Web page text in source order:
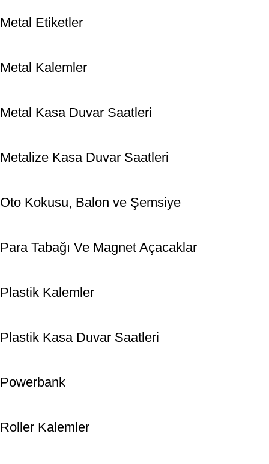
Metal Etiketler
Metal Kalemler
Metal Kasa Duvar Saatleri
Metalize Kasa Duvar Saatleri
Oto Kokusu, Balon ve Şemsiye
Para Tabağı Ve Magnet Açacaklar
Plastik Kalemler
Plastik Kasa Duvar Saatleri
Powerbank
Roller Kalemler